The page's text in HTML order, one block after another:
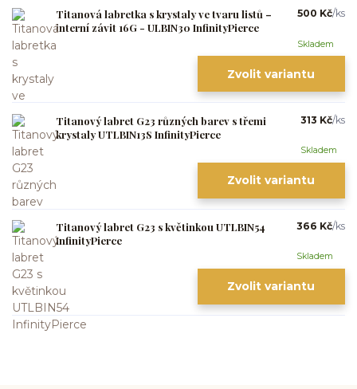
Titanová labretka s krystaly ve tvaru listů –
interní závit 16G - ULBIN30 InfinityPierce
500 Kč/ks
Skladem
Zvolit variantu
Titanový labret G23 různých barev s třemi
krystaly UTLBIN13S InfinityPierce
313 Kč/ks
Skladem
Zvolit variantu
Titanový labret G23 s květinkou UTLBIN54
InfinityPierce
366 Kč/ks
Skladem
Zvolit variantu